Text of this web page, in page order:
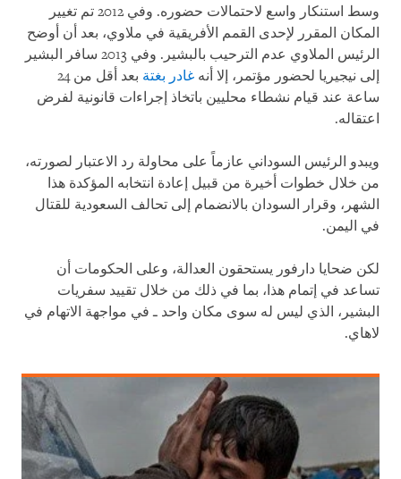
وسط استنكار واسع لاحتمالات حضوره. وفي 2012 تم تغيير
المكان المقرر لإحدى القمم الأفريقية في ملاوي، بعد أن أوضح
الرئيس الملاوي عدم الترحيب بالبشير. وفي 2013 سافر البشير
إلى نيجيريا لحضور مؤتمر، إلا أنه غادر بغتة
بعد أقل من 24
ساعة عند قيام نشطاء محليين باتخاذ إجراءات قانونية لفرض
اعتقاله.
ويبدو الرئيس السوداني عازماً على محاولة رد الاعتبار لصورته،
من خلال خطوات أخيرة من قبيل إعادة انتخابه المؤكدة هذا
الشهر، وقرار السودان بالانضمام إلى تحالف السعودية للقتال
في اليمن.
لكن ضحايا دارفور يستحقون العدالة، وعلى الحكومات أن
تساعد في إتمام هذا، بما في ذلك من خلال تقييد سفريات
البشير، الذي ليس له سوى مكان واحد ـ في مواجهة الاتهام في
لاهاي.